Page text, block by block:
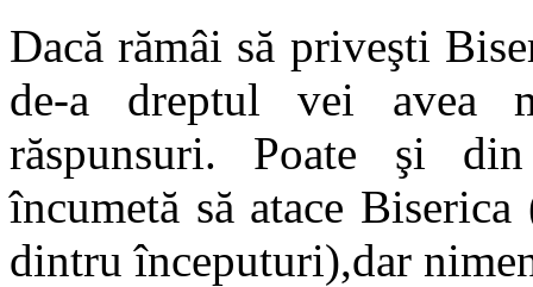
Dacă rămâi să priveşti
de-a dreptul vei avea
răspunsuri. Poate şi
încumetă să atace
dintru începuturi),dar